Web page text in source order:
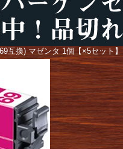
互換) マゼンタ 1個【×5セット】